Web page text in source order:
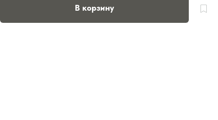
В корзину
Доставка и оплата